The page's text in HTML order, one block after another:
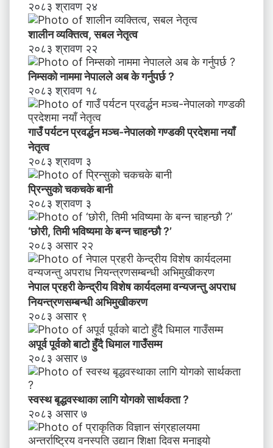
प्र
दे
श
मा
न
याँ
ने
तृ
त्व
नी
२०८३ श्रावण २४
शालीन व्यक्तित्व, सबल नेतृत्व
२०८३ श्रावण २२
निम्सकाे नाममा नेपालले अब के गर्नुपर्छ ?
२०८३ श्रावण १८
गाउँ पर्यटन प्रवर्द्धन मञ्च-नेपालकाे गण्डकी प्रदेशमा नयाँ
नेतृत्व
२०८३ श्रावण ३
प्रिन्सुको चकचके बानी
२०८३ श्रावण ३
‘छोरी, तिमी भविष्यमा के बन्न चाहन्छौ ?’
२०८३ असार २२
नेपाल प्रहरी केन्द्रीय विशेष कार्यदलमा वन्यजन्तु अपराध
नियन्त्रणसम्बन्धी अभिमुखीकरण
२०८३ असार ९
अपूर्व पूर्वको बाटो हुँदै धिमाल गाउँसम्म
२०८३ असार ७
स्वस्थ बृद्धवस्थाका लागि योगको सार्थकता ?
२०८३ असार ७